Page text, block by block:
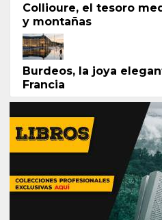
Collioure, el tesoro
y montañas
Burdeos, la joya
Francia